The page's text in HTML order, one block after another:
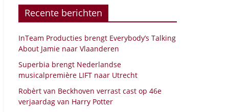
Recente berichten
InTeam Producties brengt Everybody’s Talking
About Jamie naar Vlaanderen
Superbia brengt Nederlandse
musicalpremière LIFT naar Utrecht
Robèrt van Beckhoven verrast cast op 46e
verjaardag van Harry Potter